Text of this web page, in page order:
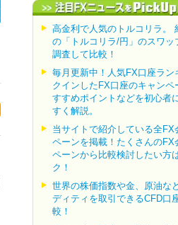
高金利で人気のトルコリラ。
の「トルコリラ/円」のスワッ
調査して比較！
毎月更新中！人気FX口座ラン
クインしたFX口座のキャンペ
すすめポイントなどを初心者
すく解説。
当サイトで紹介している全FX
ペーンを掲載！たくさんのFX
ペーンから比較検討したい方
ク！
世界の株価指数や金、原油な
ディティを取引できるCFD口
較！